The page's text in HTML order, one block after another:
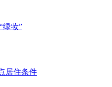
妆”
居住条件